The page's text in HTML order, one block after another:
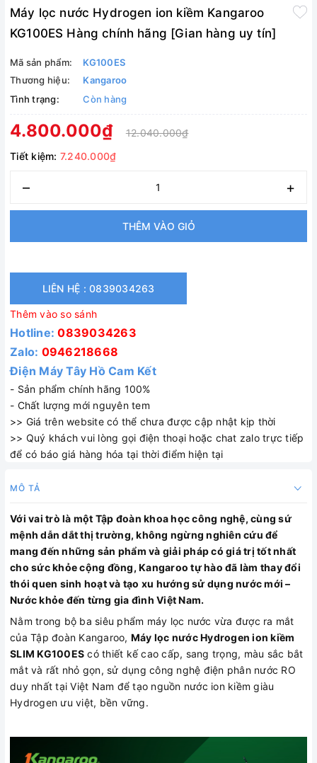
Máy lọc nước Hydrogen ion kiềm Kangaroo
KG100ES Hàng chính hãng [Gian hàng uy tín]
Mã sản phẩm:
KG100ES
Thương hiệu:
Kangaroo
Tình trạng:
Còn hàng
4.800.000₫
12.040.000₫
Tiết kiệm: 7.240.000₫
– +
THÊM VÀO GIỎ
LIÊN HỆ : 0839034263
Thêm vào so sánh
Hotline:0839034263
Zalo: 0946218668
Điện Máy Tây Hồ Cam Kết
- Sản phẩm chính hãng 100%
- Chất lượng mới nguyên tem
>> Giá trên website có thể chưa được cập nhật kịp thời
>> Quý khách vui lòng gọi điện thoại hoặc chat zalo trực tiếp
để có báo giá hàng hóa tại thời điểm hiện tại
MÔ TẢ
Với vai trò là một Tập đoàn khoa học công nghệ, cùng sứ
mệnh dẫn dắt thị trường, không ngừng nghiên cứu để
mang đến những sản phẩm và giải pháp có giá trị tốt nhất
cho sức khỏe cộng đồng, Kangaroo tự hào đã làm thay đổi
thói quen sinh hoạt và tạo xu hướng sử dụng nước mới –
Nước khỏe đến từng gia đình Việt Nam.
Nằm trong bộ ba siêu phẩm máy lọc nước vừa được ra mắt
của Tập đoàn Kangaroo, Máy lọc nước Hydrogen ion kiềm
SLIM KG100ES có thiết kế cao cấp, sang trọng, màu sắc bắt
mắt và rất nhỏ gọn, sử dụng công nghệ điện phân nước RO
duy nhất tại Việt Nam để tạo nguồn nước ion kiềm giàu
Hydrogen ưu việt, bền vững.